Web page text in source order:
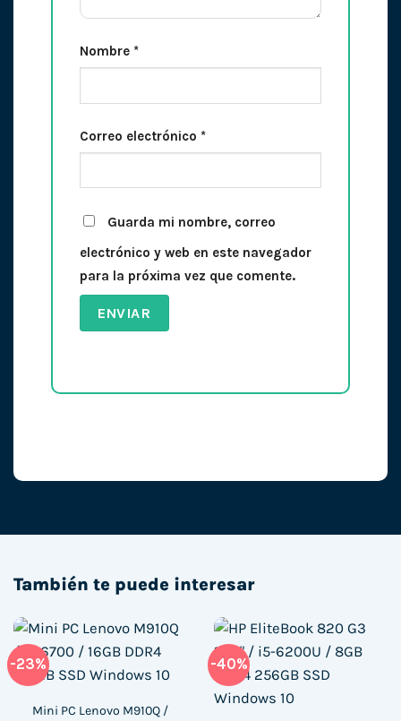
Nombre *
Correo electrónico *
Guarda mi nombre, correo
electrónico y web en este navegador
para la próxima vez que comente.
También te puede interesar
-23%
Mini PC Lenovo M910Q /
-40%